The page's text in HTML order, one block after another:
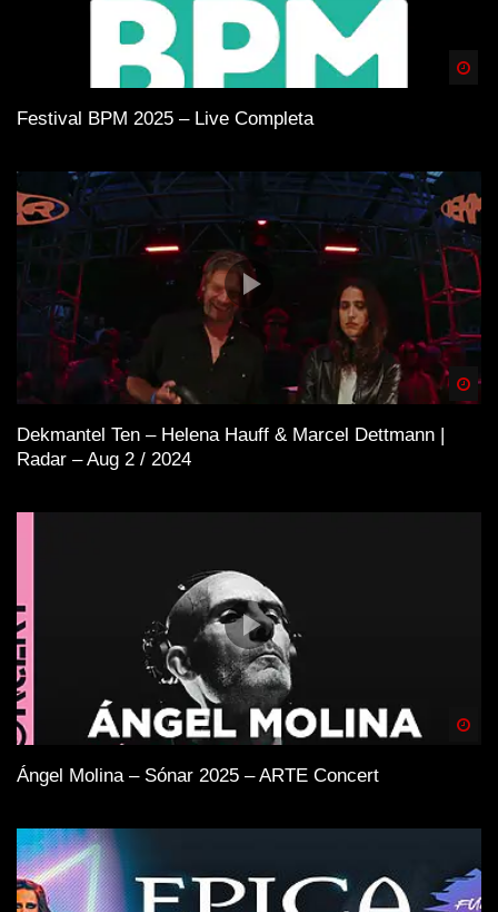
Festival BPM 2025 – Live Completa
Dekmantel Ten – Helena Hauff & Marcel Dettmann |
Radar – Aug 2 / 2024
Ángel Molina – Sónar 2025 – ARTE Concert